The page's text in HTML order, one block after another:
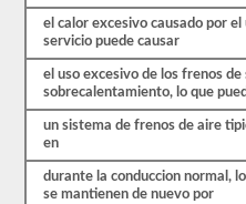
manual
del
conductor
2026
South
Carolina
el calor excesivo causado por
servicio puede causar
el uso excesivo de los frenos
sobrecalentamiento, lo que
un sistema de frenos de aire
en
durante la conduccion normal,
se mantienen de nuevo por